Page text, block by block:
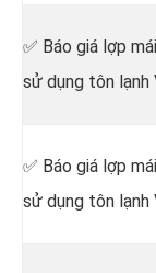
✅ Báo giá lợp
sử dụng tôn
✅ Báo giá lợp
sử dụng tôn